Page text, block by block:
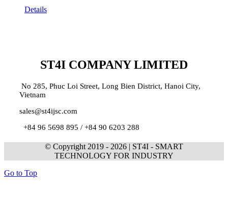
Details
ST4I COMPANY LIMITED
No 285, Phuc Loi Street, Long Bien District, Hanoi City,
Vietnam
sales@st4ijsc.com
+84 96 5698 895 / +84 90 6203 288
© Copyright 2019 - 2026 | ST4I - SMART
TECHNOLOGY FOR INDUSTRY
Go to Top